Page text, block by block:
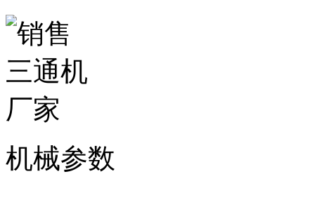
机械参数